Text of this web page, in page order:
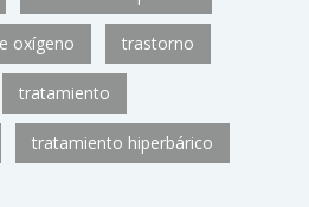
oxígeno trastorno
tratamiento
tratamiento hiperbárico